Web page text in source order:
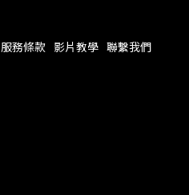
服務條款 影片教學 聯繫我們